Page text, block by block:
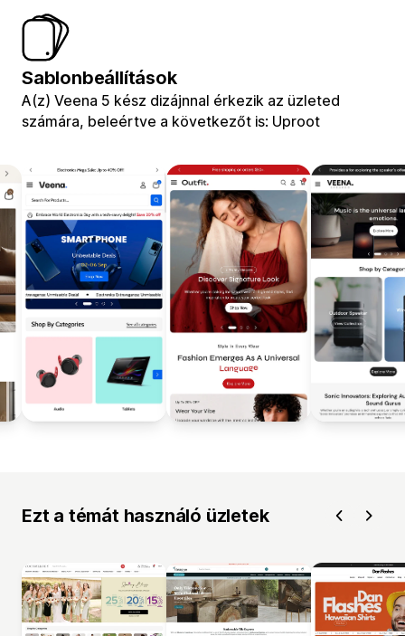
Sablonbeállítások
A(z) Veena 5 kész dizájnnal érkezik az üzleted
számára, beleértve a következőt is: Uproot
Ezt a témát használó üzletek